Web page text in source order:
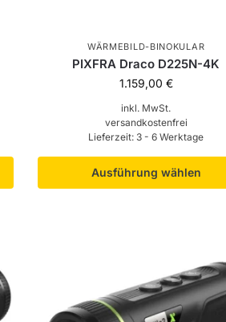
WÄRMEBILD-BINOKULAR
PIXFRA Draco D225N-4K
1.159,00 €
inkl. MwSt.
versandkostenfrei
Lieferzeit: 3 - 6 Werktage
Ausführung wählen